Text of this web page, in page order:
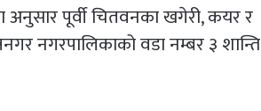
पूर्वी चितवनका खगेरी, कयर र
नगरपालिकाको वडा नम्बर ३ शान्ति